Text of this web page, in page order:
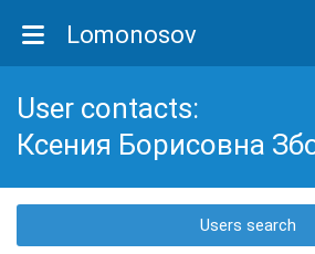
Lomonosov
User contacts:
Ксения Борисовна
Users search